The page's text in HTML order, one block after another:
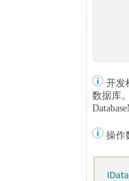
开发
数据库
操作